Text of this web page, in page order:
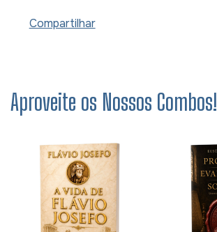
Compartilhar
Aproveite os Nossos Combos!